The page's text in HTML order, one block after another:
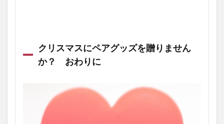
クリスマスにペアグッズを贈りません
か？ おわりに